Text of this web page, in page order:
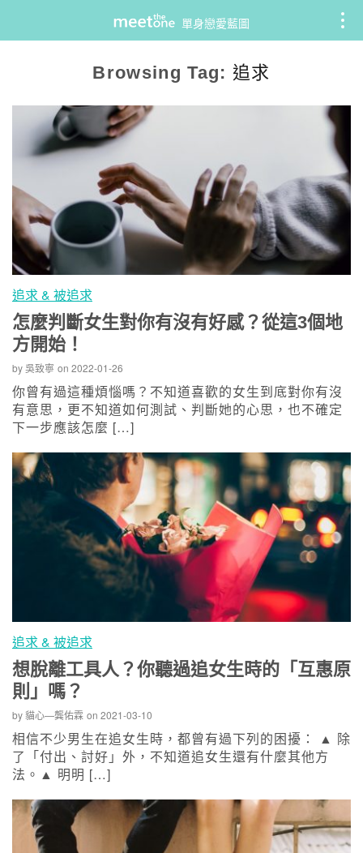
單身戀愛藍圖
Browsing Tag: 追求
追求 & 被追求
怎麼判斷女生對你有沒有好感？從這3個地
方開始！
by吳致寧 on 2022-01-26
你曾有過這種煩惱嗎？不知道喜歡的女生到底對你有沒
有意思，更不知道如何測試、判斷她的心思，也不確定
下一步應該怎麼 […]
追求 & 被追求
想脫離工具人？你聽過追女生時的「互惠原
則」嗎？
by貓心—龔佑霖 on 2021-03-10
相信不少男生在追女生時，都曾有過下列的困擾： ▲ 除
了「付出、討好」外，不知道追女生還有什麼其他方
法。▲ 明明 […]